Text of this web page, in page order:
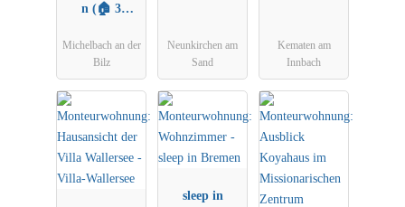
n (🏠 3
für je max
3Personen)
Michelbach an der
Bilz
Neunkirchen am
Sand
Kematen am
Innbach
sleep in